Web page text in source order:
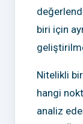
biri için
Nitelikli
hangi
analiz